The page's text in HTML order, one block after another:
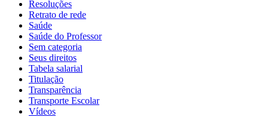
Resoluções
Retrato de rede
Saúde
Saúde do Professor
Sem categoria
Seus direitos
Tabela salarial
Titulação
Transparência
Transporte Escolar
Vídeos